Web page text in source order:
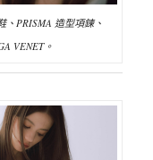
、PRISMA 造型項鍊、
VENET。